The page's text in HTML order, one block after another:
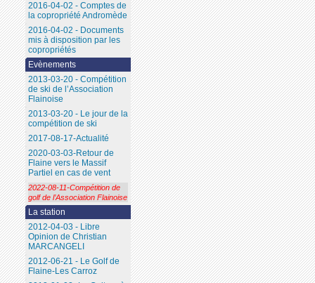
2016-04-02 - Comptes de
la copropriété Andromède
2016-04-02 - Documents
mis à disposition par les
copropriétés
Evènements
2013-03-20 - Compétition
de ski de l’Association
Flainoise
2013-03-20 - Le jour de la
compétition de ski
2017-08-17-Actualité
2020-03-03-Retour de
Flaine vers le Massif
Partiel en cas de vent
2022-08-11-Compétition de
golf de l’Association Flainoise
La station
2012-04-03 - Libre
Opinion de Christian
MARCANGELI
2012-06-21 - Le Golf de
Flaine-Les Carroz